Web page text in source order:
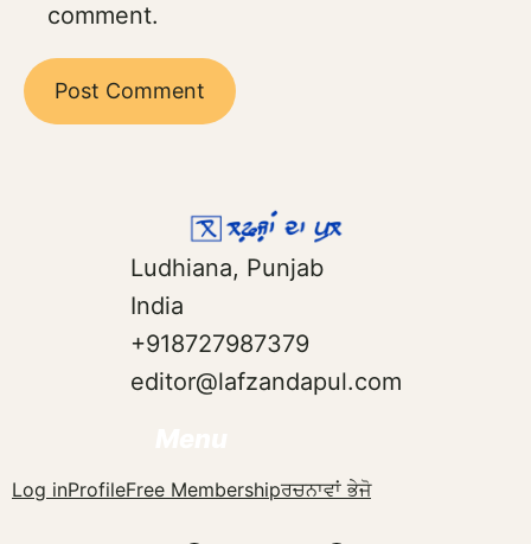
comment.
Ludhiana, Punjab
India
+918727987379
editor@lafzandapul.com
Log inProfileFree Membershipਰਚਨਾਵਾਂ ਭੇਜੋ